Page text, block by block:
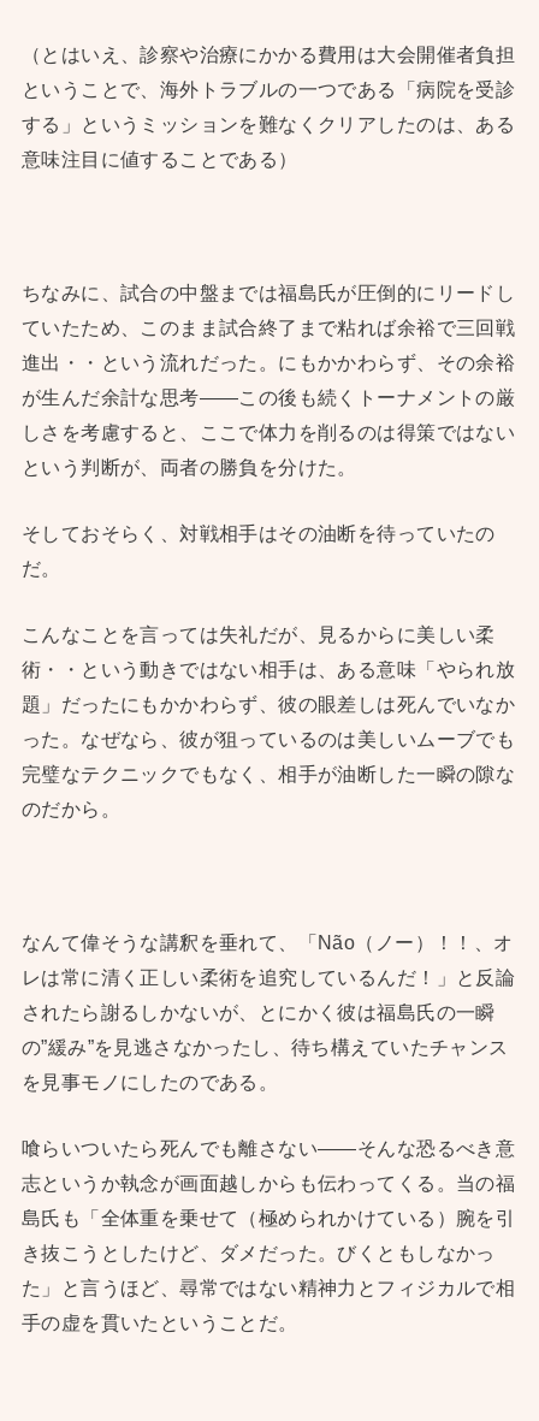
（とはいえ、診察や治療にかかる費用は大会開催者負担
ということで、海外トラブルの一つである「病院を受診
する」というミッションを難なくクリアしたのは、ある
意味注目に値することである）
ちなみに、試合の中盤までは福島氏が圧倒的にリードし
ていたため、このまま試合終了まで粘れば余裕で三回戦
進出・・という流れだった。にもかかわらず、その余裕
が生んだ余計な思考——この後も続くトーナメントの厳
しさを考慮すると、ここで体力を削るのは得策ではない
という判断が、両者の勝負を分けた。
そしておそらく、対戦相手はその油断を待っていたの
だ。
こんなことを言っては失礼だが、見るからに美しい柔
術・・という動きではない相手は、ある意味「やられ放
題」だったにもかかわらず、彼の眼差しは死んでいなか
った。なぜなら、彼が狙っているのは美しいムーブでも
完璧なテクニックでもなく、相手が油断した一瞬の隙な
のだから。
なんて偉そうな講釈を垂れて、「Não（ノー）！！、オ
レは常に清く正しい柔術を追究しているんだ！」と反論
されたら謝るしかないが、とにかく彼は福島氏の一瞬
の”緩み”を見逃さなかったし、待ち構えていたチャンス
を見事モノにしたのである。
喰らいついたら死んでも離さない——そんな恐るべき意
志というか執念が画面越しからも伝わってくる。当の福
島氏も「全体重を乗せて（極められかけている）腕を引
き抜こうとしたけど、ダメだった。びくともしなかっ
た」と言うほど、尋常ではない精神力とフィジカルで相
手の虚を貫いたということだ。